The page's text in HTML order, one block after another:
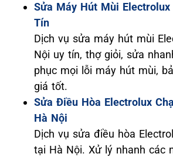
Sửa Máy Hút Mùi
Tín
Dịch vụ sửa máy hút mùi
Nội uy tín, thợ giỏi, sửa
phục mọi lỗi máy hút mùi,
giá tốt.
Sửa Điều Hòa Electrolux
Hà Nội
Dịch vụ sửa điều hòa
tại Hà Nội. Xử lý nhanh các